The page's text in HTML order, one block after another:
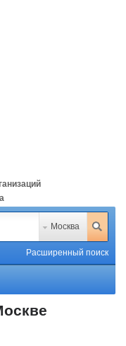
Москва
Расширенный поиск